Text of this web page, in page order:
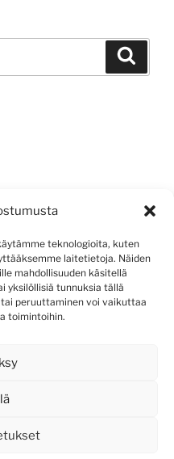
teknologioita, kuten
laitetietoja. Näiden
mahdollisuuden käsitellä
yksilöllisiä tunnuksia tällä
peruuttaminen voi vaikuttaa
toimintoihin.